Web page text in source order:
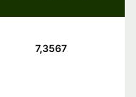
7,3567